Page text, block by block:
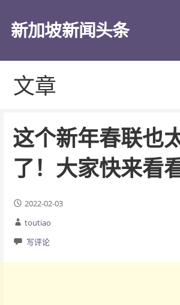
新加坡新闻头条
文章
这个新年春联也
了！大家快来看
2022-02-03
toutiao
写评论